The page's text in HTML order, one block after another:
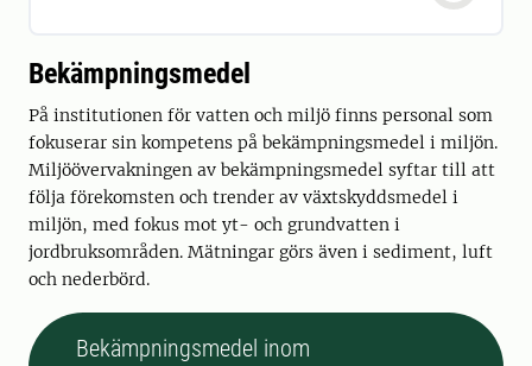
Bekämpningsmedel
På institutionen för vatten och miljö finns personal som
fokuserar sin kompetens på bekämpningsmedel i miljön.
Miljöövervakningen av bekämpningsmedel syftar till att
följa förekomsten och trender av växtskyddsmedel i
miljön, med fokus mot yt- och grundvatten i
jordbruksområden. Mätningar görs även i sediment, luft
och nederbörd.
Bekämpningsmedel inom